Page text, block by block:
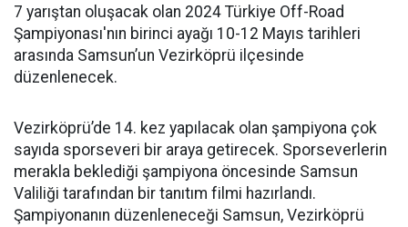
7 yarıştan oluşacak olan 2024 Türkiye Off-Road
Şampiyonası'nın birinci ayağı 10-12 Mayıs tarihleri
arasında Samsun’un Vezirköprü ilçesinde
düzenlenecek.
Vezirköprü’de 14. kez yapılacak olan şampiyona çok
sayıda sporseveri bir araya getirecek. Sporseverlerin
merakla beklediği şampiyona öncesinde Samsun
Valiliği tarafından bir tanıtım filmi hazırlandı.
Şampiyonanın düzenleneceği Samsun, Vezirköprü